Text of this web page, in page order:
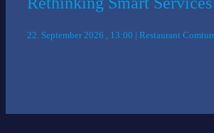
22. September 2026 , 13:00 | Restaurant